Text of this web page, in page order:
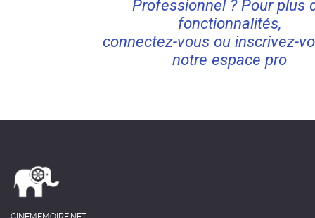
Professionnel ? Pour plus
fonctionnalités,
connectez-vous ou inscrivez-
notre espace pro